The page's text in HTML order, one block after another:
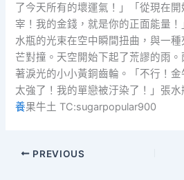
了今天所有的壞運氣！」「從現在
宰！我的金錢，就是你的正面能量
水瓶的光束在空中瞬間扭曲，與一
芒對撞。天空開始下起了荒謬的雨
著淚光的小小黃銅齒輪。「不行！
太強了！我的單戀被汙染了！」張
養果牛土 TC:sugarpopular900
PREVIOUS